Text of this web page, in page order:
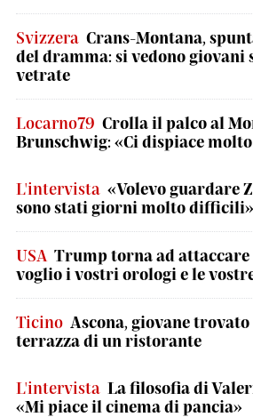
Svizzera Crans-Montana,
del dramma: si vedono giovani
vetrate
Locarno79 Crolla il palco al
Brunschwig: «Ci dispiace
L'intervista «Volevo guardare
sono stati giorni molto difficili»
USA Trump torna ad attaccare
voglio i vostri orologi e le
Ticino Ascona, giovane
terrazza di un ristorante
L'intervista La filosofia di
«Mi piace il cinema di pancia»